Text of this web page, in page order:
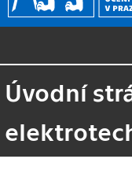
Úvodní